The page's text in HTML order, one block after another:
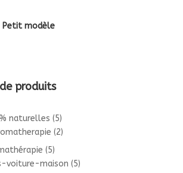
Petit modèle
produits
naturelles (5)
(2)
(5)
voiture-maison (5)